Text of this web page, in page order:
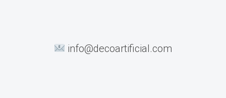
info@decoartificial.com